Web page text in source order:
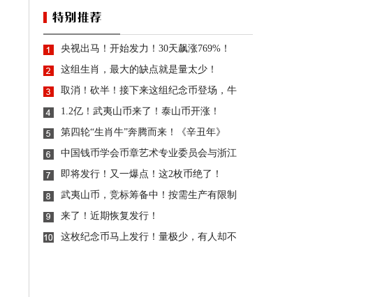
央视出马！开始发力！30天飙涨769%！
这组生肖，最大的缺点就是量太少！
取消！砍半！接下来这组纪念币登场，牛
1.2亿！武夷山币来了！泰山币开涨！
第四轮“生肖牛”奔腾而来！《辛丑年》
中国钱币学会币章艺术专业委员会与浙江
即将发行！又一爆点！这2枚币绝了！
武夷山币，竞标筹备中！按需生产有限制
来了！近期恢复发行！
这枚纪念币马上发行！量极少，有人却不